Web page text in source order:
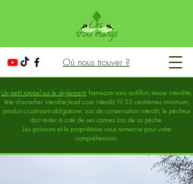
Où nous trouver ?
Un petit rappel sur le règlement: hameçon sans ardillon; tresse interdite;
tête d'arracher interdite;lead core interdit; fil 35 centièmes minimum;
produit cicatrisant obligatoire; sac de conservation interdit; le pêcheur
doit rester à coté de ses cannes lors de sa pêche.
Les poissons et le propriétaire vous remercie pour votre
compréhension.